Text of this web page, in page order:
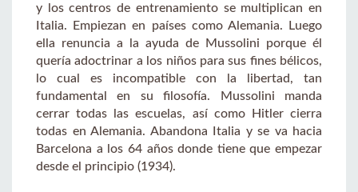
y los centros de entrenamiento se multiplican en
Italia. Empiezan en países como Alemania. Luego
ella renuncia a la ayuda de Mussolini porque él
quería adoctrinar a los niños para sus fines bélicos,
lo cual es incompatible con la libertad, tan
fundamental en su filosofía. Mussolini manda
cerrar todas las escuelas, así como Hitler cierra
todas en Alemania. Abandona Italia y se va hacia
Barcelona a los 64 años donde tiene que empezar
desde el principio (1934).